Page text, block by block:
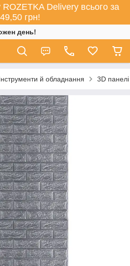
Delivery всього за
49,50 грн!
день!
й обладнання 3D панелі